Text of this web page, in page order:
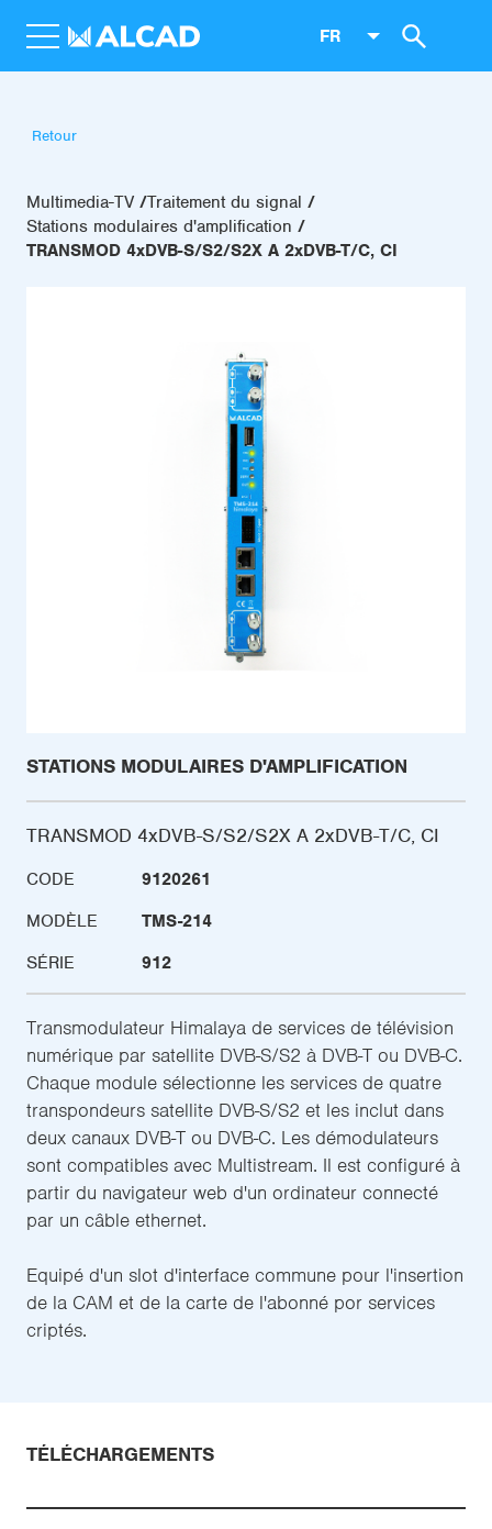
FR
Retour
Multimedia-TV Traitement du signal
Stations modulaires d'amplification
TRANSMOD 4xDVB-S/S2/S2X A 2xDVB-T/C, CI
STATIONS MODULAIRES D'AMPLIFICATION
TRANSMOD 4xDVB-S/S2/S2X A 2xDVB-T/C, CI
CODE
9120261
MODÈLE
TMS-214
SÉRIE
912
Transmodulateur Himalaya de services de télévision
numérique par satellite DVB-S/S2 à DVB-T ou DVB-C.
Chaque module sélectionne les services de quatre
transpondeurs satellite DVB-S/S2 et les inclut dans
deux canaux DVB-T ou DVB-C. Les démodulateurs
sont compatibles avec Multistream. Il est configuré à
partir du navigateur web d'un ordinateur connecté
par un câble ethernet.
Equipé d'un slot d'interface commune pour l'insertion
de la CAM et de la carte de l'abonné por services
criptés.
TÉLÉCHARGEMENTS